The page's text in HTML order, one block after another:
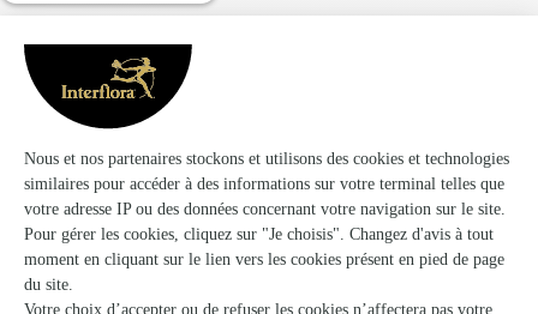
Livraison bouquet de pivoines
Star incontestable du printemps, la pivoine est l’une
des variétés les plus appréciées de la saison. Cette
fleur à la fois généreuse et voluptueuse est un symbole
du romantisme dans le langage des fleurs. Et c’est
probablement ce qui explique que la pivoine est
particulièrement attendue pour fleurir la saison des
mariages. Les pivoines sont notamment utilisées pour